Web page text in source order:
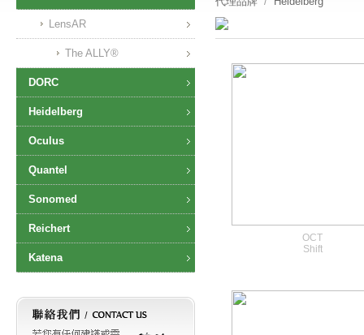
LensAR
The ALLY®
DORC
Heidelberg
Oculus
Quantel
Sonomed
Reichert
Katena
OCT
Shift